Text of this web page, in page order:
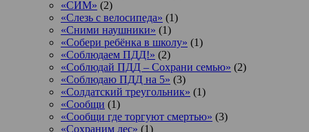
«СИМ» (2)
«Слезь с велосипеда» (1)
«Сними наушники» (1)
«Собери ребёнка в школу» (1)
«Соблюдаем ПДД!» (2)
«Соблюдай ПДД – Сохрани семью» (2)
«Соблюдаю ПДД на 5» (3)
«Солдатский треугольник» (1)
«Сообщи (1)
«Сообщи где торгуют смертью» (3)
«Сохраним лес» (1)